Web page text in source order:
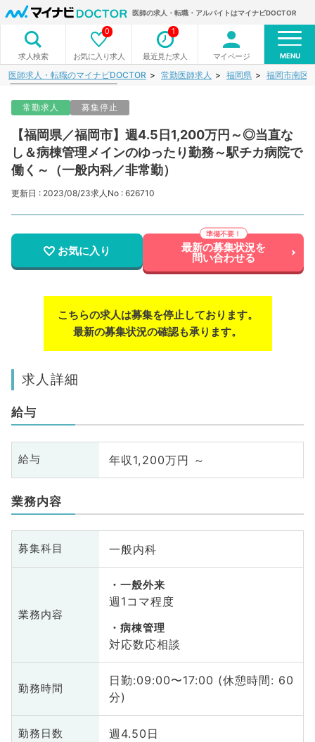
医師の求人・転職・アルバイトはマイナビDOCTOR
求人検索 お気に入り求人
0
最近見た求人
1
マイページ MENU
医師求人・転職のマイナビDOCTOR 常勤医師求人 福岡県 福岡市南区
常勤求人 募集停止
【福岡県／福岡市】週4.5日1,200万円～◎当直な
し＆病棟管理メインのゆったり勤務～駅チカ病院で
働く～（一般内科／非常勤）
更新日 : 2023/08/23求人No : 626710
お気に入り 最新の募集状況を
問い合わせる
こちらの求人は募集を停止しております。
最新の募集状況の確認も承ります。
求人詳細
給与
給与 年収1,200万円 ～
業務内容
募集科目 一般内科
業務内容
一般外来
週1コマ程度
病棟管理
対応数応相談
勤務時間
日勤:09:00〜17:00 (休憩時間: 60
分)
勤務日数 週4.50日